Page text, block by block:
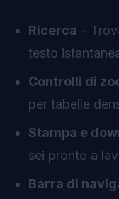
Ricerca –
testo
Controlli di
per tabelle
Stampa e
sei pronto a
Barra di